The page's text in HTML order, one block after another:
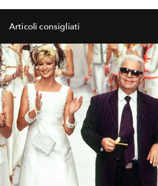
Articoli consigliati